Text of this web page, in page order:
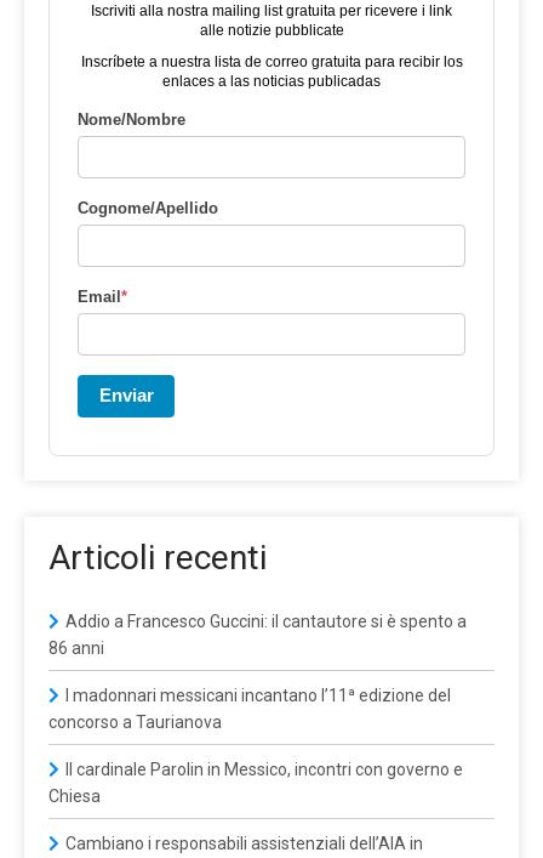
Iscriviti alla nostra mailing list gratuita per ricevere i link
alle notizie pubblicate
Inscríbete a nuestra lista de correo gratuita para recibir los
enlaces a las noticias publicadas
Nome/Nombre
Cognome/Apellido
Email*
Enviar
Articoli recenti
Addio a Francesco Guccini: il cantautore si è spento a
86 anni
I madonnari messicani incantano l’11ª edizione del
concorso a Taurianova
Il cardinale Parolin in Messico, incontri con governo e
Chiesa
Cambiano i responsabili assistenziali dell’AIA in